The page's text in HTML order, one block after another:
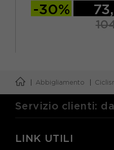
-30%
Abbigliamento
Servizio clienti:
LINK UTILI